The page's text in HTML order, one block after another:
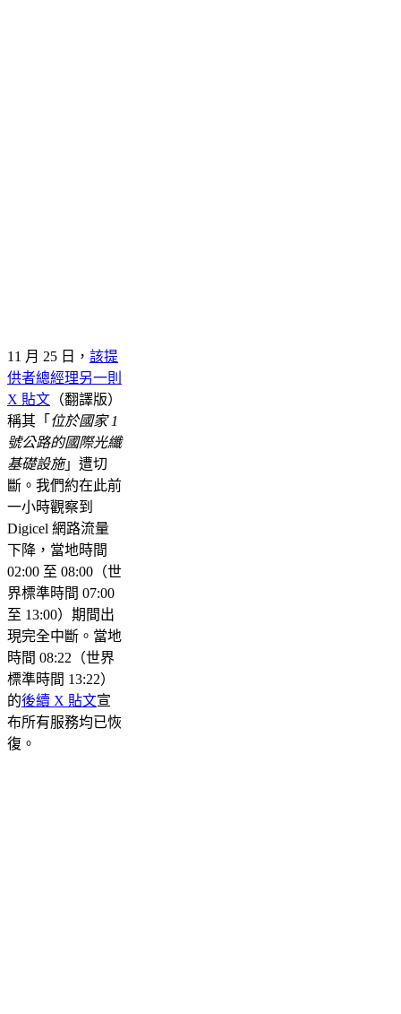
11 月 25 日， 該提
供者總經理另一則
X 貼文 （翻譯版）
稱其「 位於國家 1
號公路的國際光纖
基礎設施」遭切
斷。我們約在此前
一小時觀察到
Digicel 網路流量
下降，當地時間
02:00 至 08:00（世
界標準時間 07:00
至 13:00）期間出
現完全中斷。當地
時間 08:22（世界
標準時間 13:22）
的後續 X 貼文宣
布所有服務均已恢
復。